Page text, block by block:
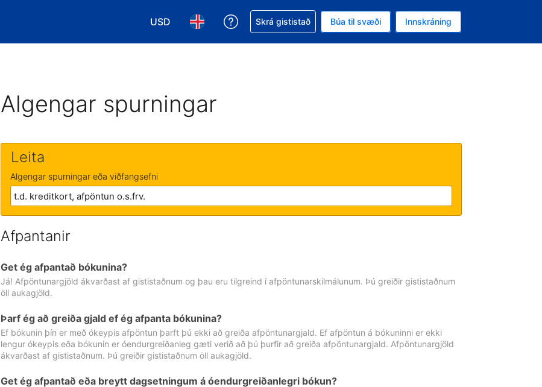
USD
Veldu gjaldmiðil. Í augnablikinu er gjaldmiðillinn Bandaríkjadalur
Veldu þitt tungumál. Í augnablikinu er tungumál þitt Íslensku
Fá aðstoð við bókunina
Skrá gististað Búa til svæði Innskráning
Algengar spurningar
Leita
Algengar spurningar eða viðfangsefni
Afpantanir
Get ég afpantað bókunina?
Já! Afpöntunargjöld ákvarðast af gististaðnum og þau eru tilgreind í afpöntunarskilmálunum. Þú greiðir gististaðnum
öll aukagjöld.
Þarf ég að greiða gjald ef ég afpanta bókunina?
Ef bókunin þín er með ókeypis afpöntun þarft þú ekki að greiða afpöntunargjald. Ef afpöntun á bókuninni er ekki
lengur ókeypis eða bókunin er óendurgreiðanleg gæti verið að þú þurfir að greiða afpöntunargjald. Afpöntunargjöld
ákvarðast af gististaðnum. Þú greiðir gististaðnum öll aukagjöld.
Get ég afpantað eða breytt dagsetningum á óendurgreiðanlegri bókun?